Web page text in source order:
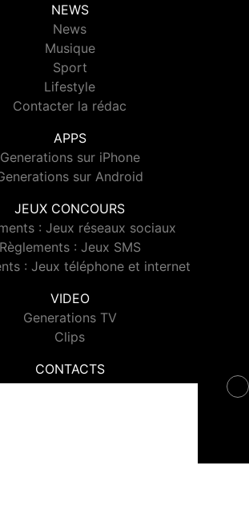
NEWS
News
Musique
Sport
Lifestyle
Contacter la rédac
APPS
Generations sur iPhone
sur Android
JEUX CONCOURS
: Jeux réseaux sociaux
Règlements : Jeux SMS
: Jeux téléphone et internet
VIDEO
Generations TV
Clips
CONTACTS
Contacter Generations